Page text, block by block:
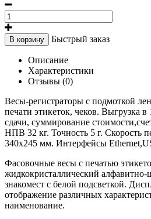
В корзину Быстрый заказ
Описание
Характеристики
Отзывы (0)
Весы-регистраторы с подмоткой
печати этикеток, чеков. Выгрузка
сдачи, суммирование
НПВ 32 кг. Точность 5 г. Скорость
340х245 мм. Интерфейсы
Фасовочные весы с печатью
жидкокристаллический
знакомест с белой подсветкой.
отображение различных
наименование.